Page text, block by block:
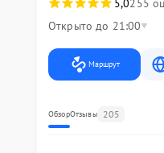
5,0255
Открыто до 21:00
Маршрут
ОбзорОтзывы 205